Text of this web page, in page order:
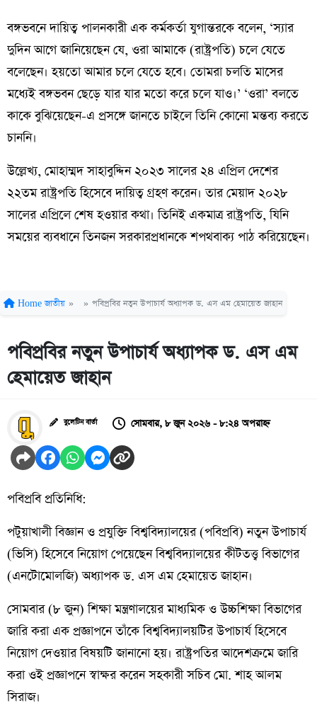
বঙ্গভবনে দায়িত্ব পালনকারী এক কর্মকর্তা যুগান্তরকে বলেন, ‘স্যার
দুদিন আগে জানিয়েছেন যে, ওরা আমাকে (রাষ্ট্রপতি) চলে যেতে
বলেছেন। হয়তো আমার চলে যেতে হবে। তোমরা চলতি মাসের
মধ্যেই বঙ্গভবন ছেড়ে যার যার মতো করে চলে যাও।’ ‘ওরা’ বলতে
কাকে বুঝিয়েছেন-এ প্রসঙ্গে জানতে চাইলে তিনি কোনো মন্তব্য করতে
চাননি।
উল্লেখ্য, মোহাম্মদ সাহাবুদ্দিন ২০২৩ সালের ২৪ এপ্রিল দেশের
২২তম রাষ্ট্রপতি হিসেবে দায়িত্ব গ্রহণ করেন। তার মেয়াদ ২০২৮
সালের এপ্রিলে শেষ হওয়ার কথা। তিনিই একমাত্র রাষ্ট্রপতি, যিনি
সময়ের ব্যবধানে তিনজন সরকারপ্রধানকে শপথবাক্য পাঠ করিয়েছেন।
Home জাতীয় » » পবিপ্রবির নতুন উপাচার্য অধ্যাপক ড. এস এম হেমায়েত জাহান
পবিপ্রবির নতুন উপাচার্য অধ্যাপক ড. এস এম
হেমায়েত জাহান
বুলেটিন বার্তা সোমবার, ৮ জুন ২০২৬ - ৮:২৪ অপরাহ্ন
পবিপ্রবি প্রতিনিধি:
পটুয়াখালী বিজ্ঞান ও প্রযুক্তি বিশ্ববিদ্যালয়ের (পবিপ্রবি) নতুন উপাচার্য
(ভিসি) হিসেবে নিয়োগ পেয়েছেন বিশ্ববিদ্যালয়ের কীটতত্ত্ব বিভাগের
(এনটোমোলজি) অধ্যাপক ড. এস এম হেমায়েত জাহান।
সোমবার (৮ জুন) শিক্ষা মন্ত্রণালয়ের মাধ্যমিক ও উচ্চশিক্ষা বিভাগের
জারি করা এক প্রজ্ঞাপনে তাঁকে বিশ্ববিদ্যালয়টির উপাচার্য হিসেবে
নিয়োগ দেওয়ার বিষয়টি জানানো হয়। রাষ্ট্রপতির আদেশক্রমে জারি
করা ওই প্রজ্ঞাপনে স্বাক্ষর করেন সহকারী সচিব মো. শাহ আলম
সিরাজ।